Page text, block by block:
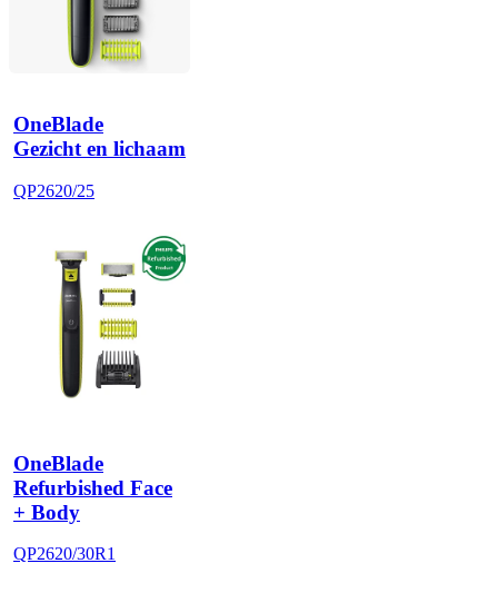
OneBlade
Gezicht en lichaam
QP2620/25
OneBlade
Refurbished Face
+ Body
QP2620/30R1